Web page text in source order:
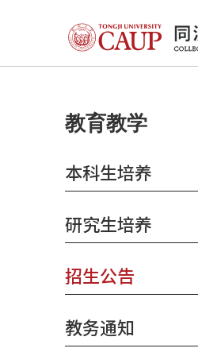
教育教学
本科生培养
研究生培养
招生公告
教务通知